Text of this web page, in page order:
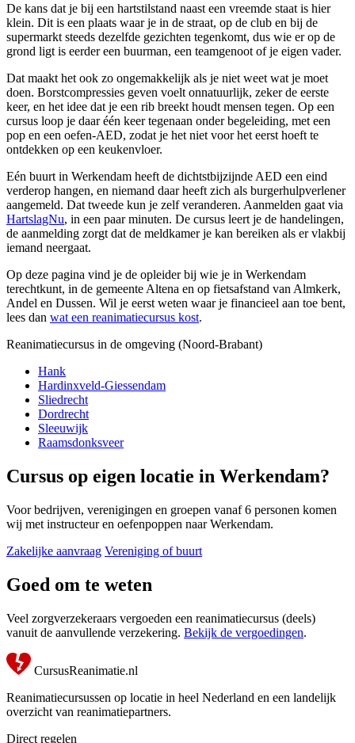
De kans dat je bij een hartstilstand naast een vreemde staat is hier
klein. Dit is een plaats waar je in de straat, op de club en bij de
supermarkt steeds dezelfde gezichten tegenkomt, dus wie er op de
grond ligt is eerder een buurman, een teamgenoot of je eigen vader.
Dat maakt het ook zo ongemakkelijk als je niet weet wat je moet
doen. Borstcompressies geven voelt onnatuurlijk, zeker de eerste
keer, en het idee dat je een rib breekt houdt mensen tegen. Op een
cursus loop je daar één keer tegenaan onder begeleiding, met een
pop en een oefen-AED, zodat je het niet voor het eerst hoeft te
ontdekken op een keukenvloer.
Eén buurt in Werkendam heeft de dichtstbijzijnde AED een eind
verderop hangen, en niemand daar heeft zich als burgerhulpverlener
aangemeld. Dat tweede kun je zelf veranderen. Aanmelden gaat via
HartslagNu, in een paar minuten. De cursus leert je de handelingen,
de aanmelding zorgt dat de meldkamer je kan bereiken als er vlakbij
iemand neergaat.
Op deze pagina vind je de opleider bij wie je in Werkendam
terechtkunt, in de gemeente Altena en op fietsafstand van Almkerk,
Andel en Dussen. Wil je eerst weten waar je financieel aan toe bent,
lees dan wat een reanimatiecursus kost.
Reanimatiecursus in de omgeving (Noord-Brabant)
Hank
Hardinxveld-Giessendam
Sliedrecht
Dordrecht
Sleeuwijk
Raamsdonksveer
Cursus op eigen locatie in Werkendam?
Voor bedrijven, verenigingen en groepen vanaf 6 personen komen
wij met instructeur en oefenpoppen naar Werkendam.
Zakelijke aanvraag Vereniging of buurt
Goed om te weten
Veel zorgverzekeraars vergoeden een reanimatiecursus (deels)
vanuit de aanvullende verzekering. Bekijk de vergoedingen.
CursusReanimatie.nl
Reanimatiecursussen op locatie in heel Nederland en een landelijk
overzicht van reanimatiepartners.
Direct regelen